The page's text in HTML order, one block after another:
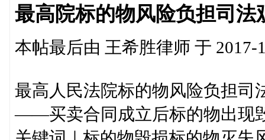
最高院标的物风险负担司法
本帖最后由 王希胜律师 于 2017-
最高人民法院标的物风险负担司
——买卖合同成立后标的物出现